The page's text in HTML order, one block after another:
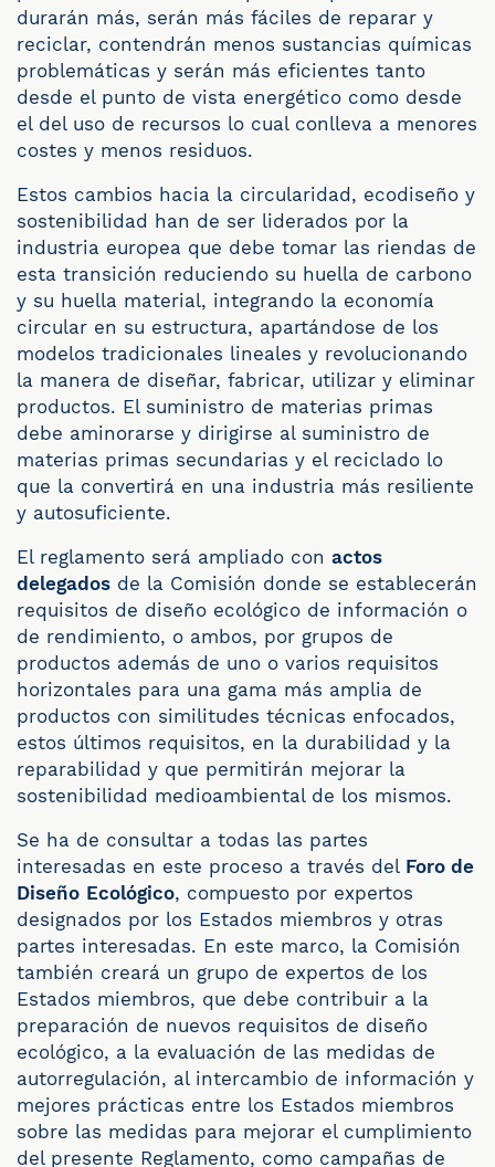
durarán más, serán más fáciles de reparar y
reciclar, contendrán menos sustancias químicas
problemáticas y serán más eficientes tanto
desde el punto de vista energético como desde
el del uso de recursos lo cual conlleva a menores
costes y menos residuos.
Estos cambios hacia la circularidad, ecodiseño y
sostenibilidad han de ser liderados por la
industria europea que debe tomar las riendas de
esta transición reduciendo su huella de carbono
y su huella material, integrando la economía
circular en su estructura, apartándose de los
modelos tradicionales lineales y revolucionando
la manera de diseñar, fabricar, utilizar y eliminar
productos. El suministro de materias primas
debe aminorarse y dirigirse al suministro de
materias primas secundarias y el reciclado lo
que la convertirá en una industria más resiliente
y autosuficiente.
El reglamento será ampliado con actos
delegados de la Comisión donde se establecerán
requisitos de diseño ecológico de información o
de rendimiento, o ambos, por grupos de
productos además de uno o varios requisitos
horizontales para una gama más amplia de
productos con similitudes técnicas enfocados,
estos últimos requisitos, en la durabilidad y la
reparabilidad y que permitirán mejorar la
sostenibilidad medioambiental de los mismos.
Se ha de consultar a todas las partes
interesadas en este proceso a través del Foro de
Diseño Ecológico, compuesto por expertos
designados por los Estados miembros y otras
partes interesadas. En este marco, la Comisión
también creará un grupo de expertos de los
Estados miembros, que debe contribuir a la
preparación de nuevos requisitos de diseño
ecológico, a la evaluación de las medidas de
autorregulación, al intercambio de información y
mejores prácticas entre los Estados miembros
sobre las medidas para mejorar el cumplimiento
del presente Reglamento, como campañas de